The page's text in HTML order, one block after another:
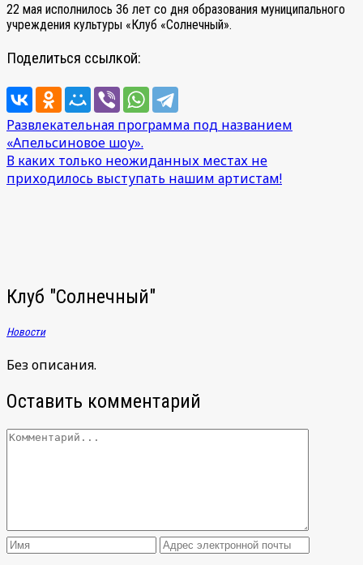
22 мая исполнилось 36 лет со дня образования муниципального
учреждения культуры «Клуб «Солнечный».
Поделиться ссылкой:
Навигация
по
записям
Развлекательная программа под названием
«Апельсиновое шоу».
В каких только неожиданных местах не
приходилось выступать нашим артистам!
Клуб "Солнечный"
Новости
Без описания.
Оставить комментарий